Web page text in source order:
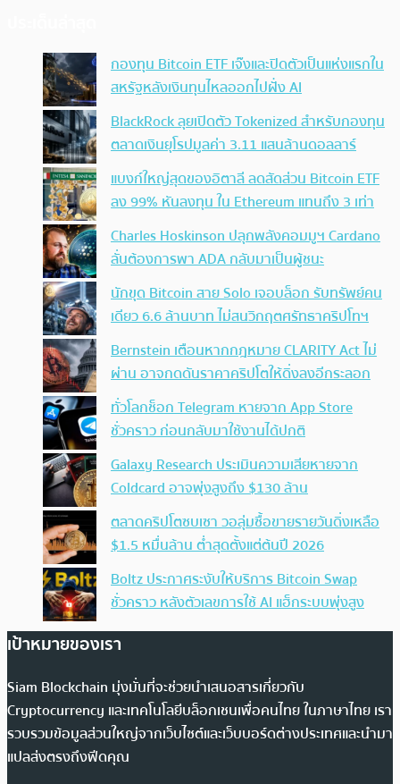
กองทุน Bitcoin ETF เจ๊งและปิดตัวเป็นแห่งแรกใน
สหรัฐหลังเงินทุนไหลออกไปฝั่ง AI
BlackRock ลุยเปิดตัว Tokenized สำหรับกองทุน
ตลาดเงินยุโรปมูลค่า 3.11 แสนล้านดอลลาร์
แบงก์ใหญ่สุดของอิตาลี ลดสัดส่วน Bitcoin ETF
ลง 99% หันลงทุน ใน Ethereum แทนถึง 3 เท่า
Charles Hoskinson ปลุกพลังคอมมูฯ Cardano
ลั่นต้องการพา ADA กลับมาเป็นผู้ชนะ
นักขุด Bitcoin สาย Solo เจอบล็อก รับทรัพย์คน
เดียว 6.6 ล้านบาท ไม่สนวิกฤตศรัทธาคริปโทฯ
Bernstein เตือนหากกฎหมาย CLARITY Act ไม่
ผ่าน อาจกดดันราคาคริปโตให้ดิ่งลงอีกระลอก
ทั่วโลกช็อก Telegram หายจาก App Store
ชั่วคราว ก่อนกลับมาใช้งานได้ปกติ
Galaxy Research ประเมินความเสียหายจาก
Coldcard อาจพุ่งสูงถึง $130 ล้าน
ตลาดคริปโตซบเซา วอลุ่มซื้อขายรายวันดิ่งเหลือ
$1.5 หมื่นล้าน ต่ำสุดตั้งแต่ต้นปี 2026
Boltz ประกาศระงับให้บริการ Bitcoin Swap
ชั่วคราว หลังตัวเลขการใช้ AI แฮ็กระบบพุ่งสูง
เป้าหมายของเรา
Siam Blockchain มุ่งมั่นที่จะช่วยนำเสนอสารเกี่ยวกับ
Cryptocurrency และเทคโนโลยีบล็อกเชนเพื่อคนไทย ในภาษาไทย เรา
รวบรวมข้อมูลส่วนใหญ่จากเว็บไซต์และเว็บบอร์ดต่างประเทศและนำมา
แปลส่งตรงถึงฟีดคุณ